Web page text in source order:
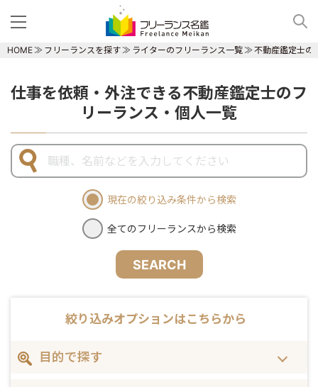
HOME フリーランスを探す ライターのフリーランス一覧 不動産鑑定士の
仕事を依頼・外注できる不動産鑑定士のフ
リーランス・個人一覧
現在の絞り込み条件から検索
全てのフリーランスから検索
SEARCH
絞り込みオプションはこちらから
目的で探す